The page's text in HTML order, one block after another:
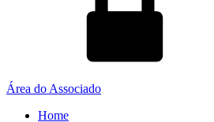
Área do Associado
Home